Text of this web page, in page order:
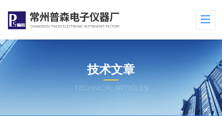
技术文章
TECHNICAL ARTICLES